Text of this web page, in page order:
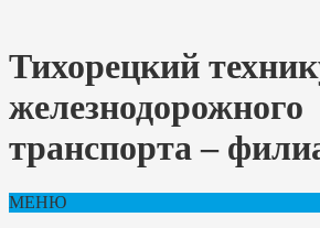
Тихорецкий
железнодорожного
транспорта –
МЕНЮ